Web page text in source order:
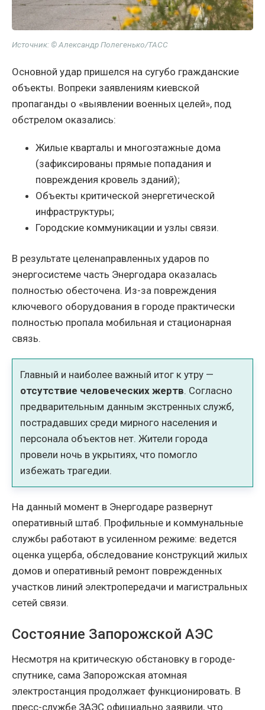
Источник: © Александр Полегенько/ТАСС
Основной удар пришелся на сугубо гражданские
объекты. Вопреки заявлениям киевской
пропаганды о «выявлении военных целей», под
обстрелом оказались:
Жилые кварталы и многоэтажные дома
(зафиксированы прямые попадания и
повреждения кровель зданий);
Объекты критической энергетической
инфраструктуры;
Городские коммуникации и узлы связи.
В результате целенаправленных ударов по
энергосистеме часть Энергодара оказалась
полностью обесточена. Из-за повреждения
ключевого оборудования в городе практически
полностью пропала мобильная и стационарная
связь.
Главный и наиболее важный итог к утру —
отсутствие человеческих жертв. Согласно
предварительным данным экстренных служб,
пострадавших среди мирного населения и
персонала объектов нет. Жители города
провели ночь в укрытиях, что помогло
избежать трагедии.
На данный момент в Энергодаре развернут
оперативный штаб. Профильные и коммунальные
службы работают в усиленном режиме: ведется
оценка ущерба, обследование конструкций жилых
домов и оперативный ремонт поврежденных
участков линий электропередачи и магистральных
сетей связи.
Состояние Запорожской АЭС
Несмотря на критическую обстановку в городе-
спутнике, сама Запорожская атомная
электростанция продолжает функционировать. В
пресс-службе ЗАЭС официально заявили, что